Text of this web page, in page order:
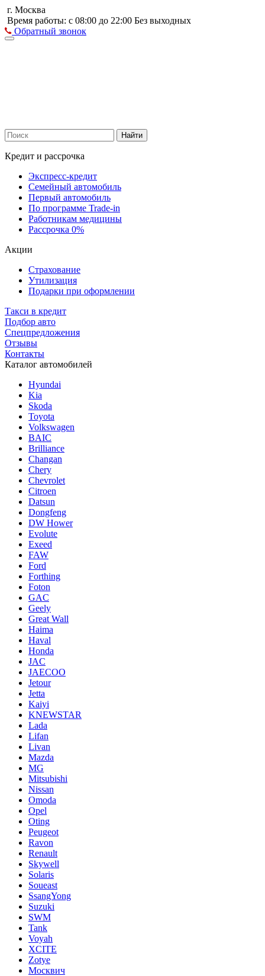
г. Москва
Время работы: с 08:00 до 22:00 Без выходных
Обратный звонок
Найти
Кредит и рассрочка
Экспресс-кредит
Семейный автомобиль
Первый автомобиль
По программе Trade-in
Работникам медицины
Рассрочка 0%
Акции
Страхование
Утилизация
Подарки при оформлении
Такси в кредит
Подбор авто
Спецпредложения
Отзывы
Контакты
Каталог автомобилей
Hyundai
Kia
Skoda
Toyota
Volkswagen
BAIC
Brilliance
Changan
Chery
Chevrolet
Citroen
Datsun
Dongfeng
DW Hower
Evolute
Exeed
FAW
Ford
Forthing
Foton
GAC
Geely
Great Wall
Haima
Haval
Honda
JAC
JAECOO
Jetour
Jetta
Kaiyi
KNEWSTAR
Lada
Lifan
Livan
Mazda
MG
Mitsubishi
Nissan
Omoda
Opel
Oting
Peugeot
Ravon
Renault
Skywell
Solaris
Soueast
SsangYong
Suzuki
SWM
Tank
Voyah
XCITE
Zotye
Москвич